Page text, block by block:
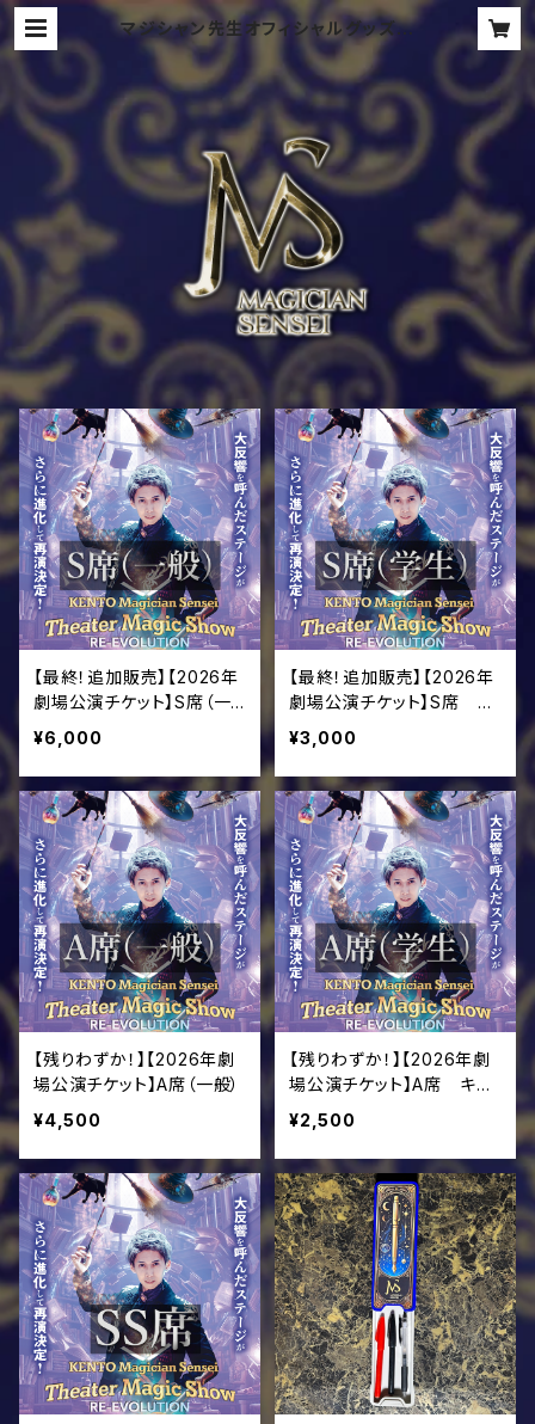
マジシャン先生オフィシャルグッズシ
【最終！追加販売】【2026年
劇場公演チケット】S席（一
般）
¥6,000
【最終！追加販売】【2026年
劇場公演チケット】S席 キ
ッズ学生券（高校生以下）
¥3,000
【残りわずか！】【2026年劇
場公演チケット】A席（一般）
¥4,500
【残りわずか！】【2026年劇
場公演チケット】A席 キッ
ズ学生券（高校生以下）
¥2,500